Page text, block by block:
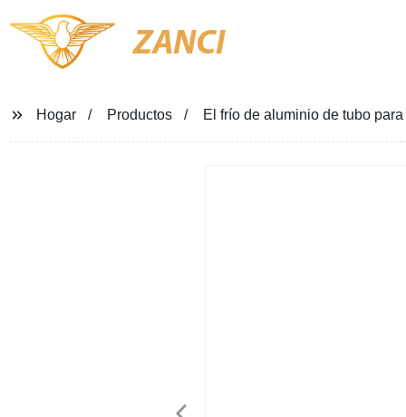
ZANCI
Hogar Productos El frío de aluminio de tubo